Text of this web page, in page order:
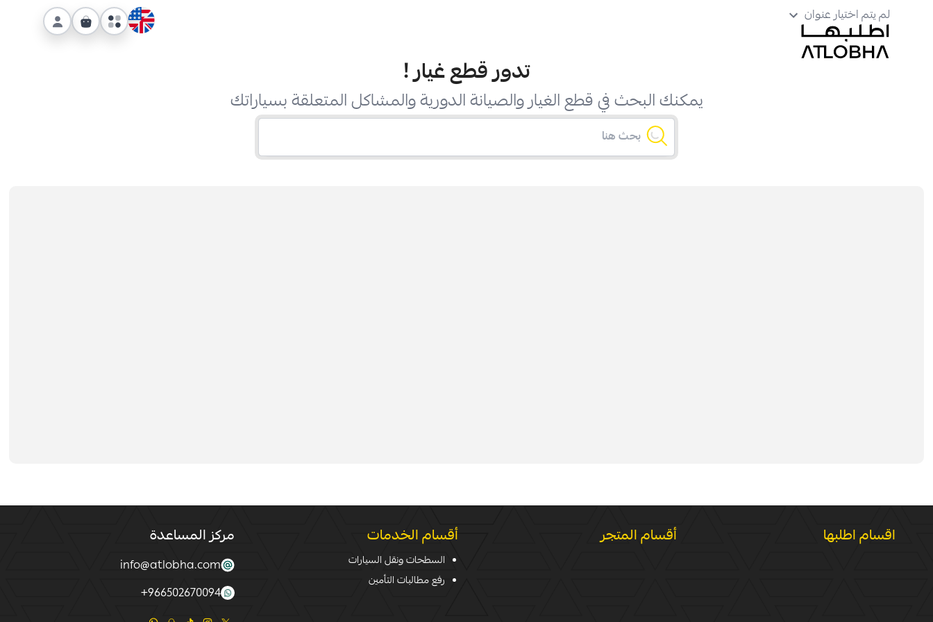
لم يتم اختيار عنوان
تدور قطع غيار!
يمكنك البحث في قطع الغيار والصيانة الدورية والمشاكل المتعلقة بسياراتك
اقسام اطلبها أقسام المتجر أقسام الخدمات
السطحات ونقل السيارات
رفع مطالبات التأمين
مركز المساعدة
info@atlobha.com
966502670094
+